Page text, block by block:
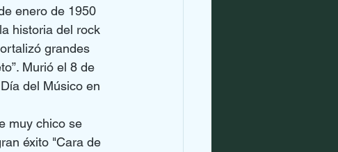
enero de 1950
historia del rock
grandes
Murió el 8 de
del Músico en
muy chico se
éxito "Cara de